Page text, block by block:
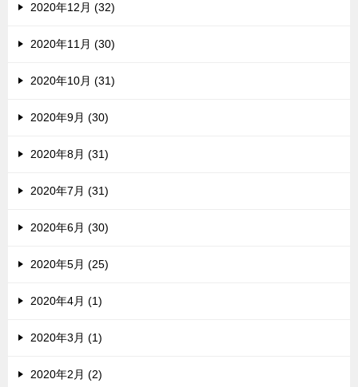
2020年12月 (32)
2020年11月 (30)
2020年10月 (31)
2020年9月 (30)
2020年8月 (31)
2020年7月 (31)
2020年6月 (30)
2020年5月 (25)
2020年4月 (1)
2020年3月 (1)
2020年2月 (2)